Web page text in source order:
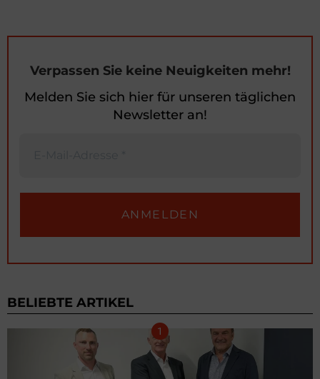
Verpassen Sie keine Neuigkeiten mehr!
Melden Sie sich hier für unseren täglichen
Newsletter an!
BELIEBTE ARTIKEL